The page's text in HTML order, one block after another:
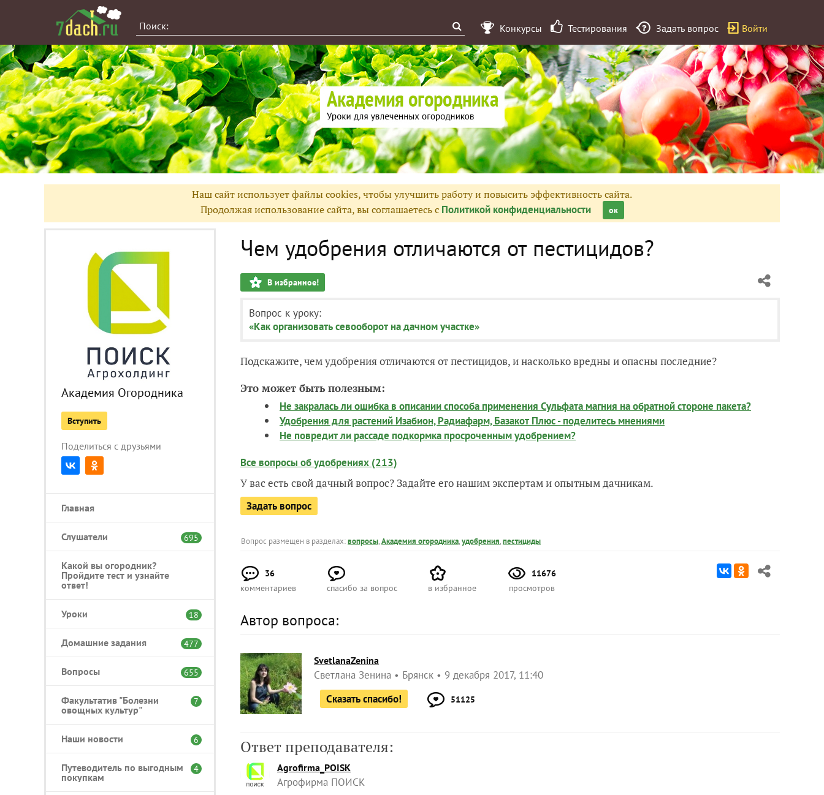
Конкурсы Тестирования Задать вопрос Войти
Наш сайт использует файлы cookies, чтобы улучшить работу и повысить эффективность сайта.
Продолжая использование сайта, вы соглашаетесь с Политикой конфиденциальности ок
Академия Огородника
Вступить
Поделиться с друзьями
Главная
Слушатели 695
Какой вы огородник?
Пройдите тест и узнайте
ответ!
Уроки 18
Домашние задания 477
Вопросы 655
Факультатив "Болезни
овощных культур"
7
Наши новости 6
Путеводитель по выгодным
покупкам
4
Чем удобрения отличаются от пестицидов?
В избранное!
Вопрос к уроку:
«Как организовать севооборот на дачном участке»
Подскажите, чем удобрения отличаются от пестицидов, и насколько вредны и опасны последние?
Это может быть полезным:
Не закралась ли ошибка в описании способа применения Сульфата магния на обратной стороне пакета?
Удобрения для растений Изабион, Радиафарм, Базакот Плюс - поделитесь мнениями
Не повредит ли рассаде подкормка просроченным удобрением?
Все вопросы об удобрениях (213)
У вас есть свой дачный вопрос? Задайте его нашим экспертам и опытным дачникам.
Задать вопрос
Вопрос размещен в разделах:вопросы,Академия огородника,удобрения,пестициды
36
комментариев
спасибо за вопрос в избранное
11676
просмотров
Автор вопроса:
SvetlanaZenina
Светлана Зенина Брянск
9 декабря 2017, 11:40
Сказать спасибо!
51125
Ответ преподавателя:
Agrofirma_POISK
Агрофирма ПОИСК